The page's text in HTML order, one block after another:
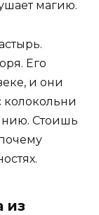
магию.
Его
и они
колокольни
Стоишь
из